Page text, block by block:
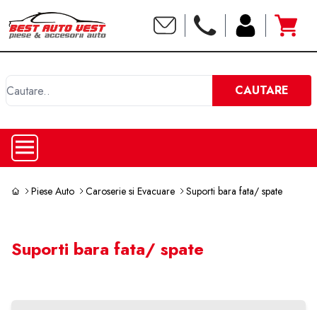
CAUTARE
Piese Auto Caroserie si Evacuare Suporti bara fata/ spate
Suporti bara fata/ spate